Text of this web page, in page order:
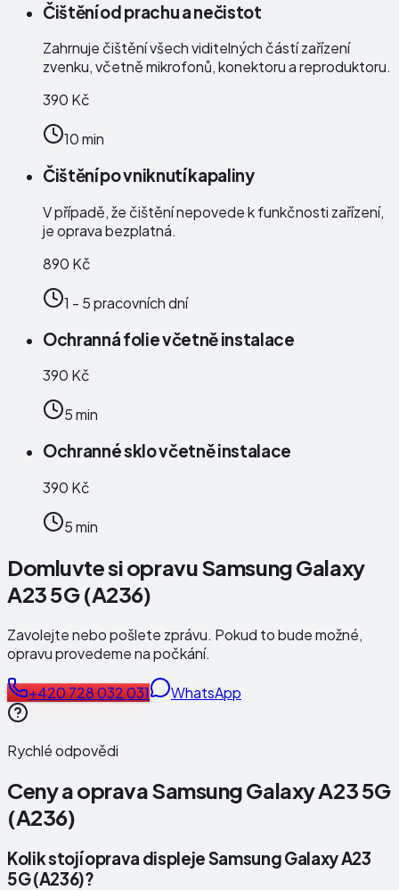
Čištění od prachu a nečistot
Zahrnuje čištění všech viditelných částí zařízení
zvenku, včetně mikrofonů, konektoru a reproduktoru.
390 Kč
10 min
Čištění po vniknutí kapaliny
V případě, že čištění nepovede k funkčnosti zařízení,
je oprava bezplatná.
890 Kč
1 - 5 pracovních dní
Ochranná folie včetně instalace
390 Kč
5 min
Ochranné sklo včetně instalace
390 Kč
5 min
Domluvte si opravu Samsung Galaxy
A23 5G (A236)
Zavolejte nebo pošlete zprávu. Pokud to bude možné,
opravu provedeme na počkání.
+420 728 032 031 WhatsApp
Rychlé odpovědi
Ceny a opravaSamsung Galaxy A23 5G
(A236)
Kolik stojí oprava displeje Samsung Galaxy A23
5G (A236)?